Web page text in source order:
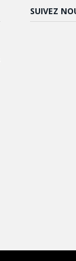
SUIVEZ